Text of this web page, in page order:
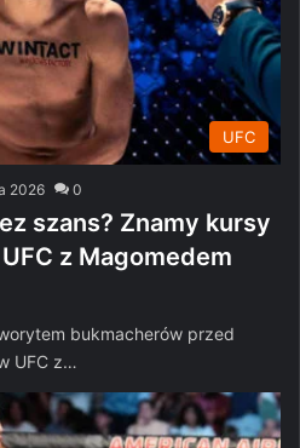
UFC
2026 0
szans? Znamy kursy
z Magomedem
bukmacherów przed
UFC z…